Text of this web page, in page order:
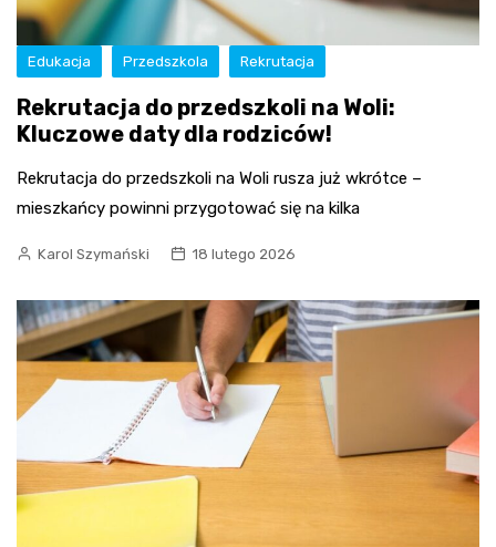
Edukacja Przedszkola Rekrutacja
Rekrutacja do przedszkoli na Woli:
Kluczowe daty dla rodziców!
Rekrutacja do przedszkoli na Woli rusza już wkrótce –
mieszkańcy powinni przygotować się na kilka
Karol Szymański 18 lutego 2026